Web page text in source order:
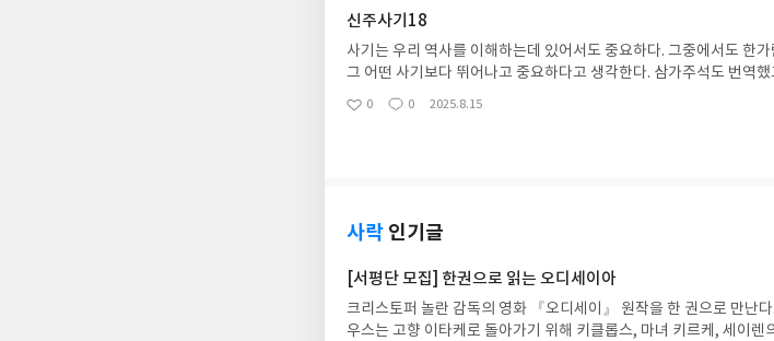
신주사기18
사기는 우리 역사를 이해하는데 있어서도 중요하다. 그중에서도 한
그 어떤 사기보다 뛰어나고 중요하다고 생각한다. 삼가주석도 번역
제공한다. 모두가 읽어볼 책이다.
좋
0
댓
0
작
2025.8.15
사락 인기글
[서평단 모집] 한권으로 읽는 오디세이아
크리스토퍼 놀란 감독의 영화 『오디세이』 원작을 한 권으로 만난
우스는 고향 이타케로 돌아가기 위해 키클롭스, 마녀 키르케, 세이렌